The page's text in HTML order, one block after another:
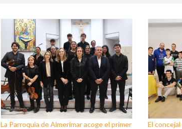
La Parroquia de Almerimar acoge el primer
El